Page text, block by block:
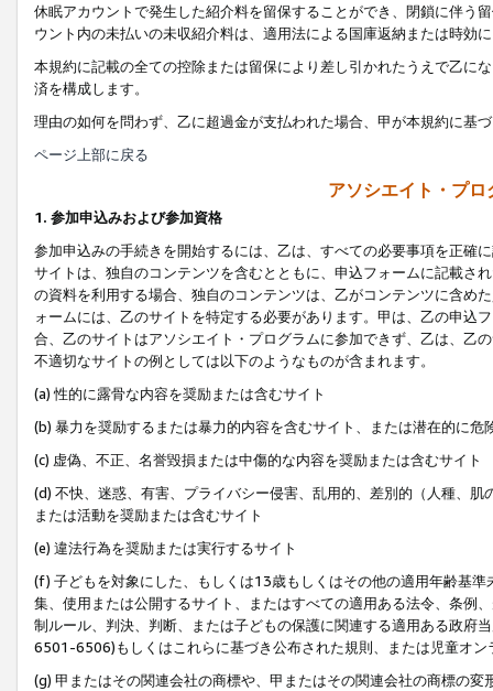
休眠アカウントで発生した紹介料を留保することができ、閉鎖に伴う
ウント内の未払いの未収紹介料は、適用法による国庫返納または時効
本規約に記載の全ての控除または留保により差し引かれたうえで乙に
済を構成します。
理由の如何を問わず、乙に超過金が支払われた場合、甲が本規約に基
ページ上部に戻る
アソシエイト・プ
1. 参加申込みおよび参加資格
参加申込みの手続きを開始するには、乙は、すべての必要事項を正確
サイトは、独自のコンテンツを含むとともに、申込フォームに記載さ
の資料を利用する場合、独自のコンテンツは、乙がコンテンツに含め
ォームには、乙のサイトを特定する必要があります。甲は、乙の申込
合、乙のサイトはアソシエイト・プログラムに参加できず、乙は、乙
不適切なサイトの例としては以下のようなものが含まれます。
(a) 性的に露骨な内容を奨励または含むサイト
(b) 暴力を奨励するまたは暴力的内容を含むサイト、または潜在的に
(c) 虚偽、不正、名誉毀損または中傷的な内容を奨励または含むサイト
(d) 不快、迷惑、有害、プライバシー侵害、乱用的、差別的（人種、
または活動を奨励または含むサイト
(e) 違法行為を奨励または実行するサイト
(f) 子どもを対象にした、もしくは13歳もしくはその他の適用年齢基
集、使用または公開するサイト、またはすべての適用ある法令、条例
制ルール、判決、判断、または子どもの保護に関連する適用ある政府
6501-6506)もしくはこれらに基づき公布された規則、または児童オン
(g) 甲またはその関連会社の商標や、甲またはその関連会社の商標の